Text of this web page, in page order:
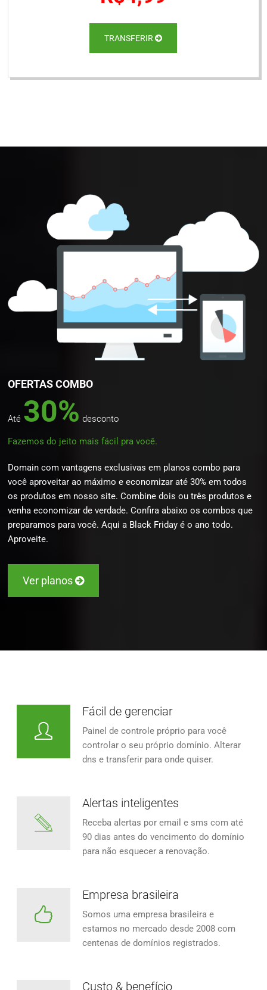
TRANSFERIR
OFERTAS COMBO
Até 30% desconto
Fazemos do jeito mais fácil pra você.
Domain com vantagens exclusivas em planos combo para
você aproveitar ao máximo e economizar até 30% em todos
os produtos em nosso site. Combine dois ou três produtos e
venha economizar de verdade. Confira abaixo os combos que
preparamos para você. Aqui a Black Friday é o ano todo.
Aproveite.
Ver planos
Fácil de gerenciar
Painel de controle próprio para você
controlar o seu próprio domínio. Alterar
dns e transferir para onde quiser.
Alertas inteligentes
Receba alertas por email e sms com até
90 dias antes do vencimento do domínio
para não esquecer a renovação.
Empresa brasileira
Somos uma empresa brasileira e
estamos no mercado desde 2008 com
centenas de domínios registrados.
Custo & benefício